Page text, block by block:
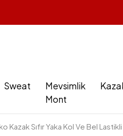
Sweat
Mevsimlik
Mont
Kazak Sıfır Yaka Kol Ve Bel Lastikli